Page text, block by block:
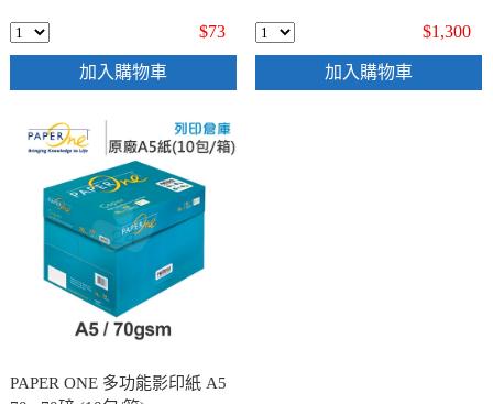
$73
加入購物車
$1,300
加入購物車
PAPER ONE 多功能影印紙 A5